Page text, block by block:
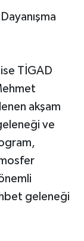
ise TİGAD
akşam
ve
geleneği